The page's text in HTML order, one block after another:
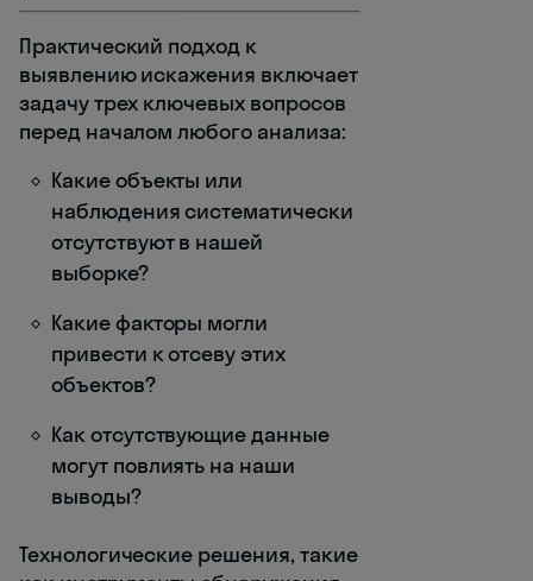
Практический подход к
выявлению искажения включает
задачу трех ключевых вопросов
перед началом любого анализа:
Какие объекты или
наблюдения систематически
отсутствуют в нашей
выборке?
Какие факторы могли
привести к отсеву этих
объектов?
Как отсутствующие данные
могут повлиять на наши
выводы?
Технологические решения, такие